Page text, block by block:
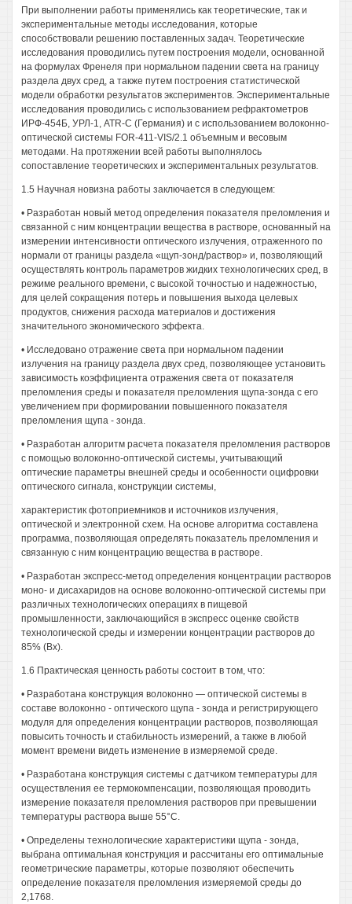
При выполнении работы применялись как теоретические, так и
экспериментальные методы исследования, которые
способствовали решению поставленных задач. Теоретические
исследования проводились путем построения модели, основанной
на формулах Френеля при нормальном падении света на границу
раздела двух сред, а также путем построения статистической
модели обработки результатов экспериментов. Экспериментальные
исследования проводились с использованием рефрактометров
ИРФ-454Б, УРЛ-1, ATR-C (Германия) и с использованием волоконно-
оптической системы FOR-411-VIS/2.1 объемным и весовым
методами. На протяжении всей работы выполнялось
сопоставление теоретических и экспериментальных результатов.
1.5 Научная новизна работы заключается в следующем:
• Разработан новый метод определения показателя преломления и
связанной с ним концентрации вещества в растворе, основанный на
измерении интенсивности оптического излучения, отраженного по
нормали от границы раздела «щуп-зонд/раствор» и, позволяющий
осуществлять контроль параметров жидких технологических сред, в
режиме реального времени, с высокой точностью и надежностью,
для целей сокращения потерь и повышения выхода целевых
продуктов, снижения расхода материалов и достижения
значительного экономического эффекта.
• Исследовано отражение света при нормальном падении
излучения на границу раздела двух сред, позволяющее установить
зависимость коэффициента отражения света от показателя
преломления среды и показателя преломления щупа-зонда с его
увеличением при формировании повышенного показателя
преломления щупа - зонда.
• Разработан алгоритм расчета показателя преломления растворов
с помощью волоконно-оптической системы, учитывающий
оптические параметры внешней среды и особенности оцифровки
оптического сигнала, конструкции системы,
характеристик фотоприемников и источников излучения,
оптической и электронной схем. На основе алгоритма составлена
программа, позволяющая определять показатель преломления и
связанную с ним концентрацию вещества в растворе.
• Разработан экспресс-метод определения концентрации растворов
моно- и дисахаридов на основе волоконно-оптической системы при
различных технологических операциях в пищевой
промышленности, заключающийся в экспресс оценке свойств
технологической среды и измерении концентрации растворов до
85% (Вх).
1.6 Практическая ценность работы состоит в том, что:
• Разработана конструкция волоконно — оптической системы в
составе волоконно - оптического щупа - зонда и регистрирующего
модуля для определения концентрации растворов, позволяющая
повысить точность и стабильность измерений, а также в любой
момент времени видеть изменение в измеряемой среде.
• Разработана конструкция системы с датчиком температуры для
осуществления ее термокомпенсации, позволяющая проводить
измерение показателя преломления растворов при превышении
температуры раствора выше 55°С.
• Определены технологические характеристики щупа - зонда,
выбрана оптимальная конструкция и рассчитаны его оптимальные
геометрические параметры, которые позволяют обеспечить
определение показателя преломления измеряемой среды до
2,1768.